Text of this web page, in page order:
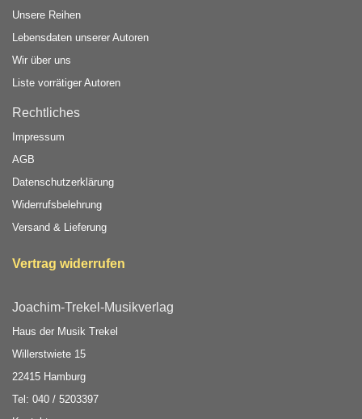
Unsere Reihen
Lebensdaten unserer Autoren
Wir über uns
Liste vorrätiger Autoren
Rechtliches
Impressum
AGB
Datenschutzerklärung
Widerrufsbelehrung
Versand & Lieferung
Vertrag widerrufen
Joachim-Trekel-Musikverlag
Haus der Musik Trekel
Willerstwiete 15
22415 Hamburg
Tel: 040 / 5203397